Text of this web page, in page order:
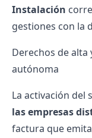
Instalación
gestiones con la
Derechos de
autónoma
La activación del
lasempresas
factura que